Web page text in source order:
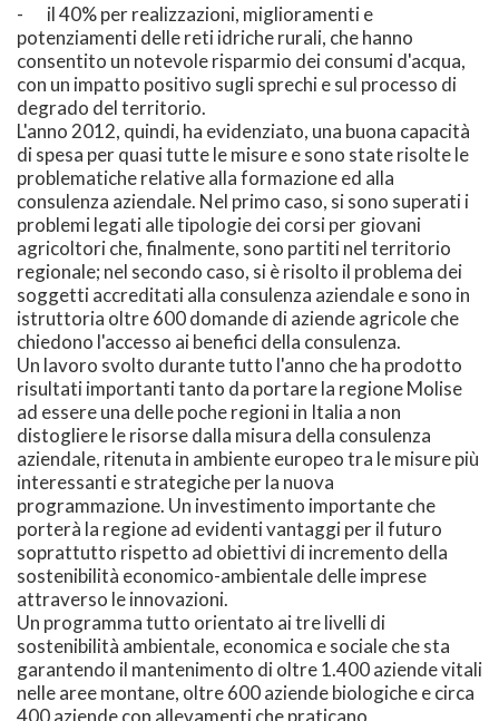
- il 40% per realizzazioni, miglioramenti e
potenziamenti delle reti idriche rurali, che hanno
consentito un notevole risparmio dei consumi d'acqua,
con un impatto positivo sugli sprechi e sul processo di
degrado del territorio.
L'anno 2012, quindi, ha evidenziato, una buona capacità
di spesa per quasi tutte le misure e sono state risolte le
problematiche relative alla formazione ed alla
consulenza aziendale. Nel primo caso, si sono superati i
problemi legati alle tipologie dei corsi per giovani
agricoltori che, finalmente, sono partiti nel territorio
regionale; nel secondo caso, si è risolto il problema dei
soggetti accreditati alla consulenza aziendale e sono in
istruttoria oltre 600 domande di aziende agricole che
chiedono l'accesso ai benefici della consulenza.
Un lavoro svolto durante tutto l'anno che ha prodotto
risultati importanti tanto da portare la regione Molise
ad essere una delle poche regioni in Italia a non
distogliere le risorse dalla misura della consulenza
aziendale, ritenuta in ambiente europeo tra le misure più
interessanti e strategiche per la nuova
programmazione. Un investimento importante che
porterà la regione ad evidenti vantaggi per il futuro
soprattutto rispetto ad obiettivi di incremento della
sostenibilità economico-ambientale delle imprese
attraverso le innovazioni.
Un programma tutto orientato ai tre livelli di
sostenibilità ambientale, economica e sociale che sta
garantendo il mantenimento di oltre 1.400 aziende vitali
nelle aree montane, oltre 600 aziende biologiche e circa
400 aziende con allevamenti che praticano